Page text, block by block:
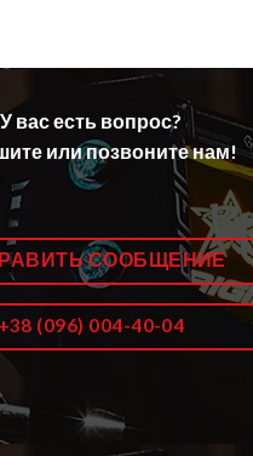
У вас есть вопрос?
или позвоните нам!
СООБЩЕНИЕ
+38 (096) 004-40-04